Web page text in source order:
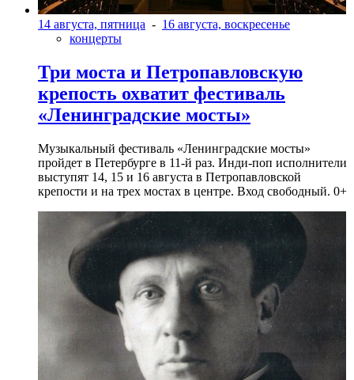
14 августа, пятница - 16 августа, воскресенье
концерты
Три моста и Петропавловскую
крепость охватит фестиваль
«Ленинградские мосты»
Музыкальный фестиваль «Ленинградские мосты»
пройдет в Петербурге в 11-й раз. Инди-поп исполнители
выступят 14, 15 и 16 августа в Петропавловской
крепости и на трех мостах в центре. Вход свободный. 0+